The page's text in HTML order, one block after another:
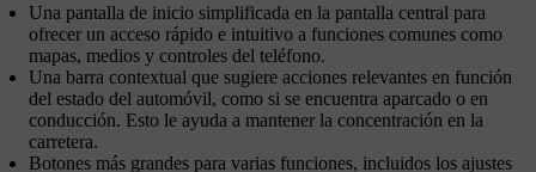
Una pantalla de inicio simplificada en la pantalla central para
ofrecer un acceso rápido e intuitivo a funciones comunes como
mapas, medios y controles del teléfono.
Una barra contextual que sugiere acciones relevantes en función
del estado del automóvil, como si se encuentra aparcado o en
conducción. Esto le ayuda a mantener la concentración en la
carretera.
Botones más grandes para varias funciones, incluidos los ajustes